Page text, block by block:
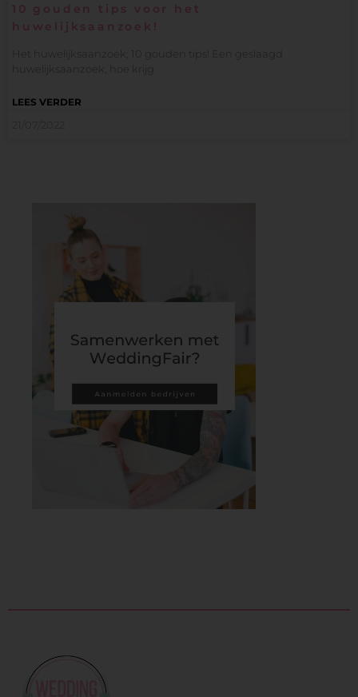
10 gouden tips voor het
huwelijksaanzoek!
Het huwelijksaanzoek; 10 gouden tips! Een geslaagd
LEES VERDER